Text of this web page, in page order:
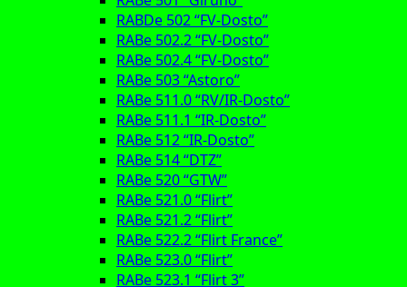
RABDe 502 “FV-Dosto”
RABe 502.2 “FV-Dosto”
RABe 502.4 “FV-Dosto”
RABe 503 “Astoro”
RABe 511.0 “RV/IR-Dosto”
RABe 511.1 “IR-Dosto”
RABe 512 “IR-Dosto”
RABe 514 “DTZ”
RABe 520 “GTW”
RABe 521.0 “Flirt”
RABe 521.2 “Flirt”
RABe 522.2 “Flirt France”
RABe 523.0 “Flirt”
RABe 523.1 “Flirt 3”